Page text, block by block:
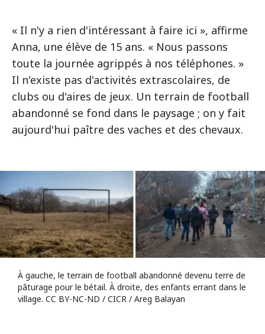
« Il n'y a rien d'intéressant à faire ici », affirme
Anna, une élève de 15 ans. « Nous passons
toute la journée agrippés à nos téléphones. »
Il n'existe pas d'activités extrascolaires, de
clubs ou d'aires de jeux. Un terrain de football
abandonné se fond dans le paysage ; on y fait
aujourd'hui paître des vaches et des chevaux.
À gauche, le terrain de football abandonné devenu terre de
pâturage pour le bétail. À droite, des enfants errant dans le
village. CC BY-NC-ND / CICR / Areg Balayan